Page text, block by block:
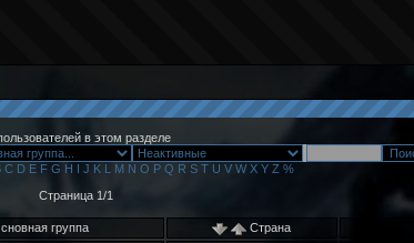
в этом разделе
C D E F G H I J K L M N O P Q R S T U V W X Y Z %
Страница 1/1
группа Страна